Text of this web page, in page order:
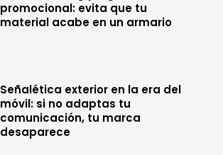
promocional: evita que tu
material acabe en un armario
Señalética exterior en la era del
móvil: si no adaptas tu
comunicación, tu marca
desaparece